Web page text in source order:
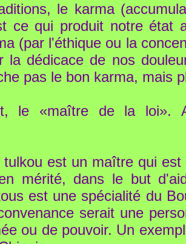
le karma
ce qui produit notre état
(par l'éthique ou la
la dédicace de nos
pas le bon karma, mais
le «maître de la
tulkou est un maître qui
mérité, dans le but
est une spécialité du
serait une
ou de pouvoir. Un